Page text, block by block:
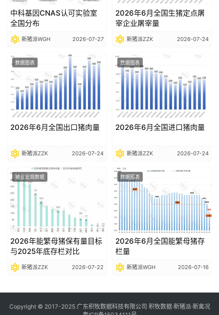
今
日
猪
价
中科基因CNAS认可实验室
全国分布
新猪派WGH 2026-07-27
2026年6月全国生猪定点屠
宰企业屠宰量
新猪派ZZK 2026-07-24
数据图表
2026年6月全国出口猪肉量
新猪派ZZK 2026-07-24
数据图表
2026年6月全国进口猪肉量
新猪派ZZK 2026-07-24
猪业宏观数据
2026年能繁母猪保有量目标
与2025年底存栏对比
新猪派ZZK 2026-07-22
数据图表
2026年6月全国能繁母猪存
栏量
新猪派WGH 2026-07-16
Copyright © 2017-2025 广东积牧数据科技有限公司 积牧数据·新猪派·新禽况